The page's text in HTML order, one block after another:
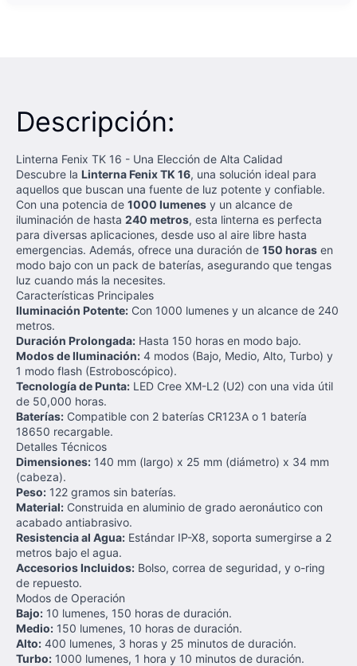
Descripción:
Linterna Fenix TK 16 - Una Elección de Alta Calidad
Descubre la Linterna Fenix TK 16, una solución ideal para
aquellos que buscan una fuente de luz potente y confiable.
Con una potencia de 1000 lumenes y un alcance de
iluminación de hasta 240 metros, esta linterna es perfecta
para diversas aplicaciones, desde uso al aire libre hasta
emergencias. Además, ofrece una duración de 150 horas en
modo bajo con un pack de baterías, asegurando que tengas
luz cuando más la necesites.
Características Principales
Iluminación Potente: Con 1000 lumenes y un alcance de 240
metros.
Duración Prolongada: Hasta 150 horas en modo bajo.
Modos de Iluminación: 4 modos (Bajo, Medio, Alto, Turbo) y
1 modo flash (Estroboscópico).
Tecnología de Punta: LED Cree XM-L2 (U2) con una vida útil
de 50,000 horas.
Baterías: Compatible con 2 baterías CR123A o 1 batería
18650 recargable.
Detalles Técnicos
Dimensiones: 140 mm (largo) x 25 mm (diámetro) x 34 mm
(cabeza).
Peso: 122 gramos sin baterías.
Material: Construida en aluminio de grado aeronáutico con
acabado antiabrasivo.
Resistencia al Agua: Estándar IP-X8, soporta sumergirse a 2
metros bajo el agua.
Accesorios Incluidos: Bolso, correa de seguridad, y o-ring
de repuesto.
Modos de Operación
Bajo: 10 lumenes, 150 horas de duración.
Medio: 150 lumenes, 10 horas de duración.
Alto: 400 lumenes, 3 horas y 25 minutos de duración.
Turbo: 1000 lumenes, 1 hora y 10 minutos de duración.